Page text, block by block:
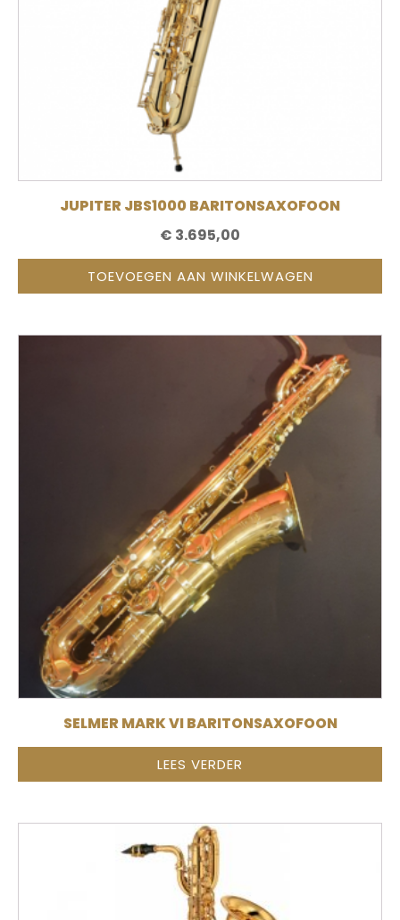
JUPITER JBS1000 BARITONSAXOFOON
€ 3.695,00
TOEVOEGEN AAN WINKELWAGEN
SELMER MARK VI BARITONSAXOFOON
LEES VERDER